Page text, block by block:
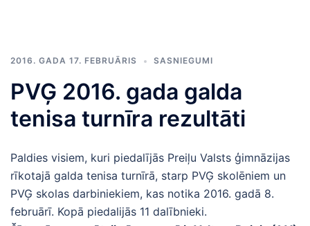
2016. GADA 17. FEBRUĀRIS SASNIEGUMI
PVĢ 2016. gada galda
tenisa turnīra rezultāti
Paldies visiem, kuri piedalījās Preiļu Valsts ģimnāzijas
rīkotajā galda tenisa turnīrā, starp PVĢ skolēniem un
PVĢ skolas darbiniekiem, kas notika 2016. gadā 8.
februārī. Kopā piedalijās 11 dalībnieki.